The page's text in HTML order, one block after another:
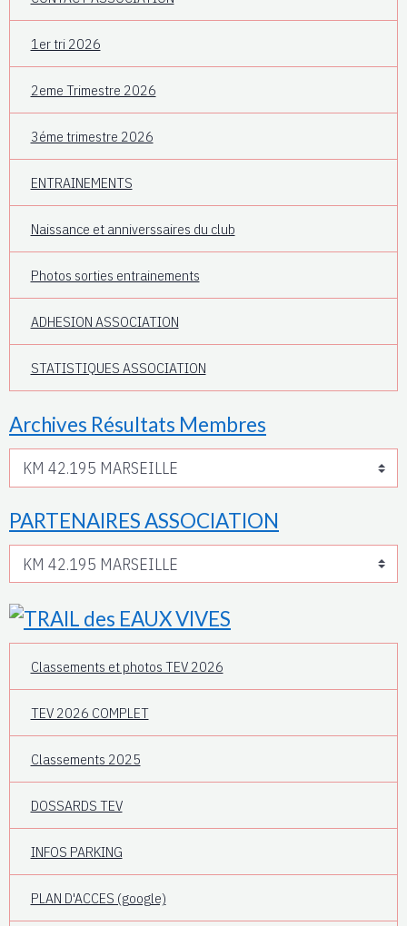
1er tri 2026
2eme Trimestre 2026
3éme trimestre 2026
ENTRAINEMENTS
Naissance et anniverssaires du club
Photos sorties entrainements
ADHESION ASSOCIATION
STATISTIQUES ASSOCIATION
Archives Résultats Membres
PARTENAIRES ASSOCIATION
Classements et photos TEV 2026
TEV 2026 COMPLET
Classements 2025
DOSSARDS TEV
INFOS PARKING
PLAN D'ACCES (google)